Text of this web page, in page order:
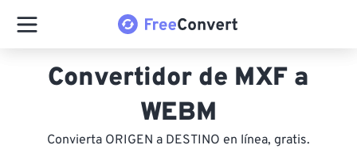
Convertidor de MXF a
WEBM
Convierta ORIGEN a DESTINO en línea, gratis.